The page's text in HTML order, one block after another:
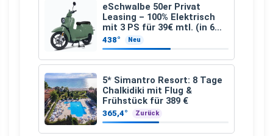
eSchwalbe 50er Privat
Leasing – 100% Elektrisch
mit 3 PS für 39€ mtl. (in 6
schicken Farben LF: 0.43, 36
Monate, Bereitstellung:
159,00 €, 2.500 km/Jahr)
438° Neu
5* Simantro Resort: 8 Tage
Chalkidiki mit Flug &
Frühstück für 389 €
365,4° Zurück